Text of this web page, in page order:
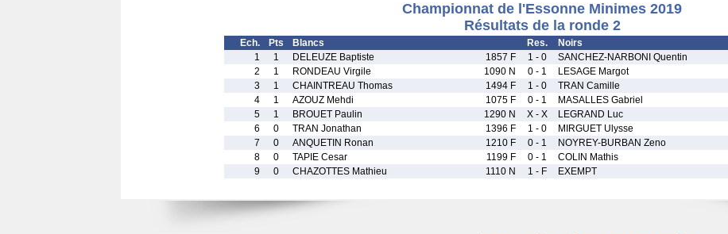
Championnat de l'Essonne Minimes 2019
Résultats de la ronde 2
Ech. Pts Blancs Res. Noirs
1
1 DELEUZE Baptiste 1857 F 1 - 0 SANCHEZ-NARBONI Quentin
2
1 RONDEAU Virgile 1090 N 0 - 1 LESAGE Margot
3
1 CHAINTREAU Thomas 1494 F 1 - 0 TRAN Camille
4
1 AZOUZ Mehdi 1075 F 0 - 1 MASALLES Gabriel
5
1 BROUET Paulin 1290 N X - X LEGRAND Luc
6
0 TRAN Jonathan 1396 F 1 - 0 MIRGUET Ulysse
7
0 ANQUETIN Ronan 1210 F 0 - 1 NOYREY-BURBAN Zeno
8
0 TAPIE Cesar 1199 F 0 - 1 COLIN Mathis
9
0 CHAZOTTES Mathieu 1110 N 1 - F EXEMPT